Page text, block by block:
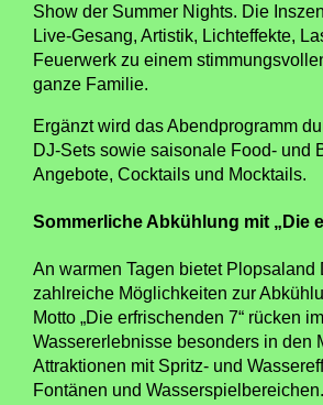
Show der Summer Nights. Die
Live-Gesang, Artistik, Lichteffekte,
Feuerwerk zu einem
ganze Familie.
Ergänzt wird das Abendprogramm
DJ-Sets sowie saisonale Food- und
Angebote, Cocktails und Mocktails.
Sommerliche Abkühlung mit „Die
An warmen Tagen bietet Plopsaland
zahlreiche Möglichkeiten zur
Motto „Die erfrischenden 7“ rücken
Wassererlebnisse besonders in den
Attraktionen mit Spritz- und
Fontänen und Wasserspielbereichen.